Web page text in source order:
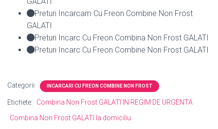
Preturi Incarcam Cu Freon Combine Non Frost
GALATI
Preturi Incarc Cu Freon Combina Non Frost GALATI
Preturi Incarc Cu Freon Combine Non Frost GALATI
Categorii: INCARCARI CU FREON COMBINE NON FROST
Etichete:
Combina Non Frost GALATI IN REGIM DE URGENTA
Combina Non Frost GALATI la domiciliu